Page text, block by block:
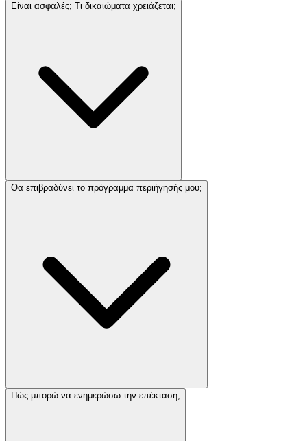
Είναι ασφαλές; Τι δικαιώματα χρειάζεται;
Θα επιβραδύνει το πρόγραμμα περιήγησής μου;
Πώς μπορώ να ενημερώσω την επέκταση;